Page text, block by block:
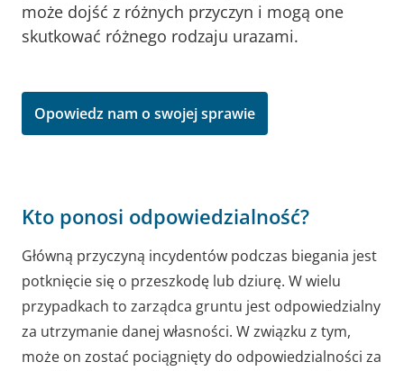
może dojść z różnych przyczyn i mogą one
skutkować różnego rodzaju urazami.
Opowiedz nam o swojej sprawie
Kto ponosi odpowiedzialność?
Główną przyczyną incydentów podczas biegania jest
potknięcie się o przeszkodę lub dziurę. W wielu
przypadkach to zarządca gruntu jest odpowiedzialny
za utrzymanie danej własności. W związku z tym,
może on zostać pociągnięty do odpowiedzialności za